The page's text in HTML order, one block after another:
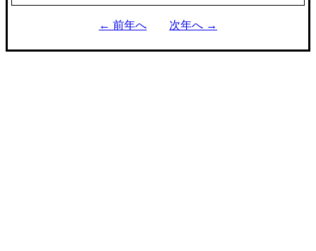
← 前年へ 次年へ →